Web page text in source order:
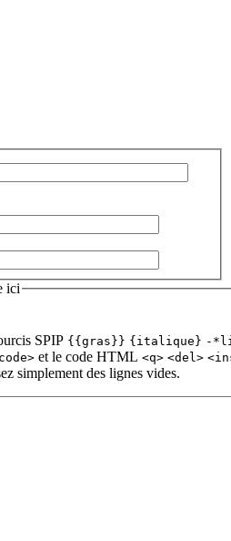
ici
SPIP {{gras}} {italique} -
et le code HTML <q> <del>
simplement des lignes vides.